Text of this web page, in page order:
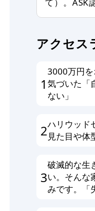
て）。ASK
アクセス
1
3000万円
気づいた「
ない」
2ハリウッド
見た目や体
3
破滅的な生
い。そんな
みです。「